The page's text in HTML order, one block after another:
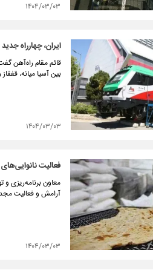
۱۴۰۴/۰۳/۰۳
ایران، چهارراه
قائم مقام راه‌آهن
بین آسیا میانه،
۱۴۰۴/۰۳/۰۳
فعالیت
معاون برنامه‌ریزی و
آرامش و فعالیت
۱۴۰۴/۰۳/۰۳